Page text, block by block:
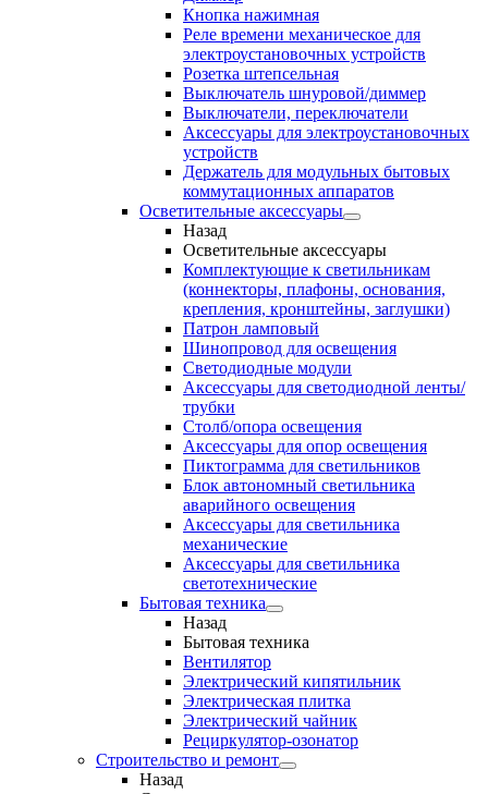
Кнопка нажимная
Реле времени механическое для
электроустановочных устройств
Розетка штепсельная
Выключатель шнуровой/диммер
Выключатели, переключатели
Аксессуары для электроустановочных
устройств
Держатель для модульных бытовых
коммутационных аппаратов
Осветительные аксессуары
Назад
Осветительные аксессуары
Комплектующие к светильникам
(коннекторы, плафоны, основания,
крепления, кронштейны, заглушки)
Патрон ламповый
Шинопровод для освещения
Светодиодные модули
Аксессуары для светодиодной ленты/
трубки
Столб/опора освещения
Аксессуары для опор освещения
Пиктограмма для светильников
Блок автономный светильника
аварийного освещения
Аксессуары для светильника
механические
Аксессуары для светильника
светотехнические
Бытовая техника
Назад
Бытовая техника
Вентилятор
Электрический кипятильник
Электрическая плитка
Электрический чайник
Рециркулятор-озонатор
Строительство и ремонт
Назад